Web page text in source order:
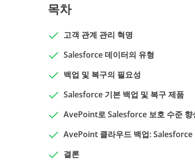
목차
고객 관계 관리 혁명
Salesforce 데이터의 유형
백업 및 복구의 필요성
Salesforce 기본 백업 및 복구 제품
AvePoint로 Salesforce 보호 수준 향
AvePoint 클라우드 백업: Salesforce
결론